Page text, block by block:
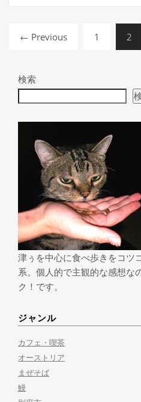
POSTS
← Previous 1 2
検索
津ぅを中心に食べ歩きをコツ
系。個人的で主観的な感想な
ク！です。
ジャンル
カフェ・喫茶
オーストリア
まぜそば
鰻